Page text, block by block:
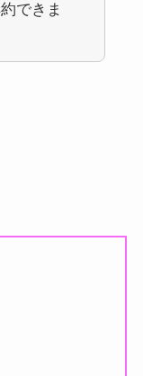
できま